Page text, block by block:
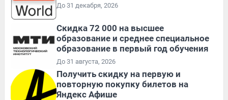
До 31 декабря, 2026
Скидка 72 000 на высшее
образование и среднее специальное
образование в первый год обучения
До 31 августа, 2026
Получить скидку на первую и
повторную покупку билетов на
Яндекс Афише